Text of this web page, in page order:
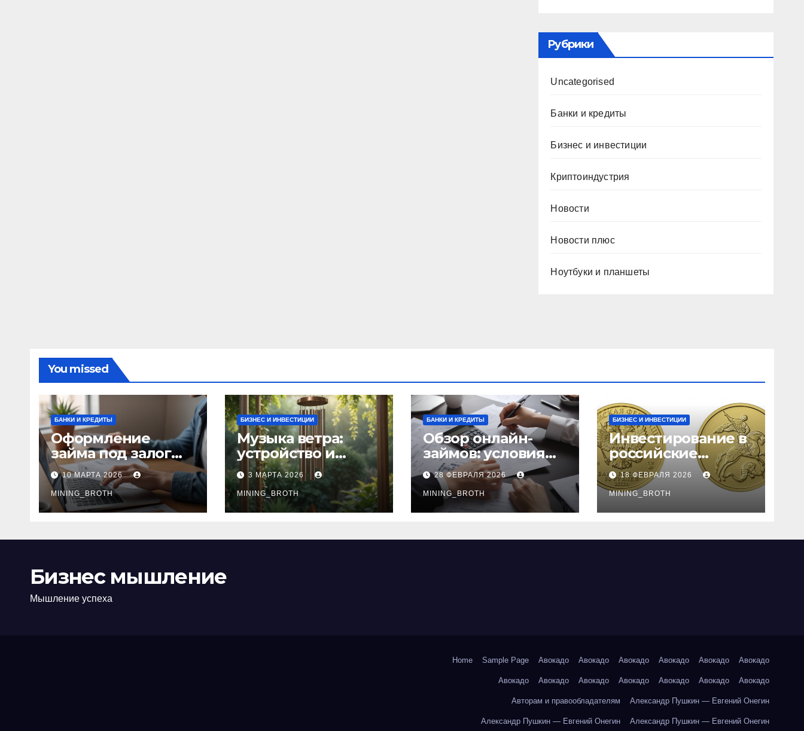
Рубрики
Uncategorised
Банки и кредиты
Бизнес и инвестиции
Криптоиндустрия
Новости
Новости плюс
Ноутбуки и планшеты
You missed
БАНКИ И КРЕДИТЫ
Оформление
займа под залог
ПТС онлайн на
карту без визита в
офис: порядок,
требования и
10 МАРТА 2026
MINING_BROTH
БИЗНЕС И ИНВЕСТИЦИИ
Музыка ветра:
устройство и
принципы
звучания
колокольчиков
3 МАРТА 2026
MINING_BROTH
БАНКИ И КРЕДИТЫ
Обзор онлайн-
займов: условия
выдачи,
процентные
ставки и
требования к
28 ФЕВРАЛЯ 2026
MINING_BROTH
БИЗНЕС И ИНВЕСТИЦИИ
Инвестирование в
российские
золотые монеты:
подробное
руководство
18 ФЕВРАЛЯ 2026
MINING_BROTH
Бизнес мышление
Мышление успеха
Home Sample Page Авокадо Авокадо Авокадо Авокадо Авокадо Авокадо
Авокадо Авокадо Авокадо Авокадо Авокадо Авокадо Авокадо
Авторам и правообладателям Александр Пушкин — Евгений Онегин
Александр Пушкин — Евгений Онегин Александр Пушкин — Евгений Онегин